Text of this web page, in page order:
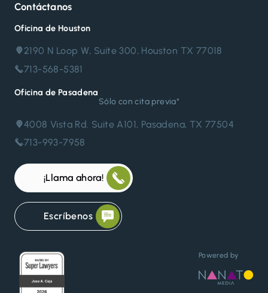
Contáctanos
Oficina de Houston
2190 N Loop W, Suite 300, Houston TX 77018
713-568-5381
Oficina de Pasadena
Sólo con cita previa*
4008 Vista Rd. Suite A101, Pasadena, TX 77504
713-993-7958
¡Llama ahora!
Escríbenos
Powered by